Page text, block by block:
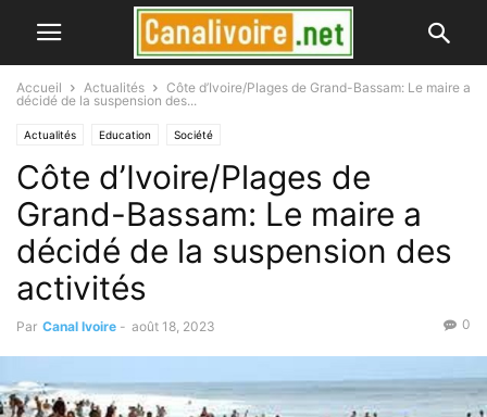
Accueil Actualités
Côte d’Ivoire/Plages de Grand-Bassam: Le maire a
décidé de la suspension des...
Actualités Education Société
Côte d’Ivoire/Plages de
Grand-Bassam: Le maire a
décidé de la suspension des
activités
Par Canal Ivoire - août 18, 2023 0